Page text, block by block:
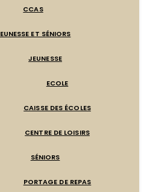
CCAS
ET SÉNIORS
JEUNESSE
ECOLE
CAISSE DES ÉCOLES
CENTRE DE LOISIRS
SÉNIORS
PORTAGE DE REPAS